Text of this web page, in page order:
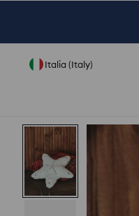
Italia (Italy)